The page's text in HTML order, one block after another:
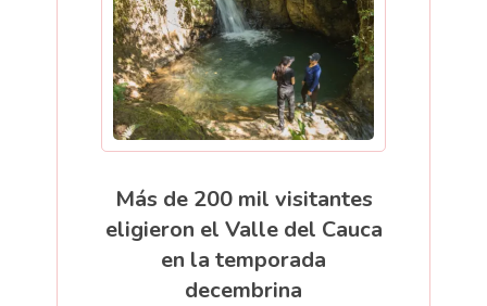
Más de 200 mil visitantes
eligieron el Valle del Cauca
en la temporada
decembrina